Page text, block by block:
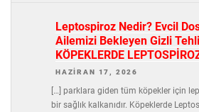
Leptospiroz Nedir? Evcil
Ailemizi Bekleyen Gizli
KÖPEKLERDE
HAZIRAN 17, 2026
[…] parklara giden tüm köpekler için
bir sağlık kalkanıdır. Köpeklerde